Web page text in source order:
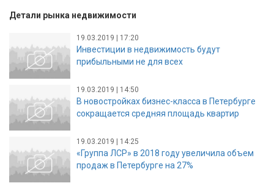
Детали рынка недвижимости
19.03.2019 | 17:20
Инвестиции в недвижимость будут
прибыльными не для всех
19.03.2019 | 14:50
В новостройках бизнес-класса в Петербурге
сокращается средняя площадь квартир
19.03.2019 | 14:25
«Группа ЛСР» в 2018 году увеличила объем
продаж в Петербурге на 27%